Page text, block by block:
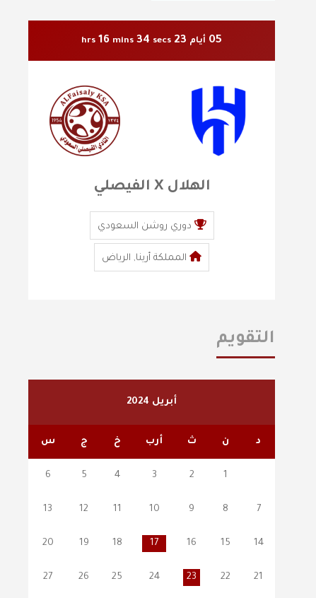
05 أيام 23
hrs 16 mins 32 secs
الهلال X الفيصلي
دوري روشن السعودي
المملكة أرينا, الرياض
التقويم
أبريل 2024
د ن ث أرب خ ج س
1
2
3
4
5
6
7
8
9
10
11
12
13
14
15
16
17
18
19
20
21
22
23
24
25
26
27